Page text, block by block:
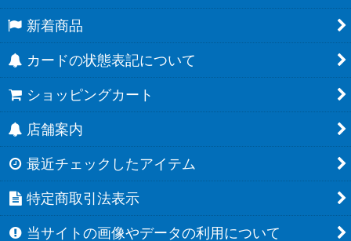
新着商品
カードの状態表記について
ショッピングカート
店舗案内
最近チェックしたアイテム
特定商取引法表示
当サイトの画像やデータの利用について